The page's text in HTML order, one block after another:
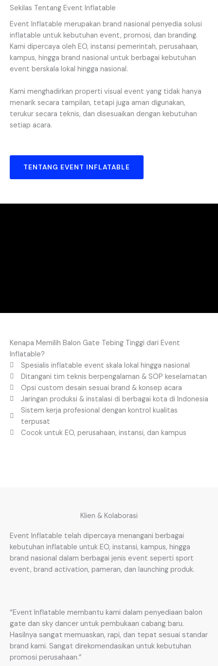
Sekilas Tentang Event Inflatable
Event Inflatable merupakan brand nasional penyedia solusi
inflatable untuk kebutuhan event, promosi, dan branding.
Kami dipercaya oleh EO, instansi pemerintah, perusahaan,
kampus, hingga brand nasional untuk berbagai kebutuhan
event berskala lokal hingga nasional.
Kami menghadirkan properti visual event yang tidak hanya
menarik secara tampilan, tetapi juga aman digunakan,
terukur secara teknis, dan disesuaikan dengan kebutuhan
setiap acara.
TENTANG EVENT INFLATABLE
Kenapa Memilih Balon Gate Tebing Tinggi dari Event
Inflatable?
Spesialis inflatable event skala lokal hingga nasional
Ditangani tim teknis berpengalaman & SOP keselamatan
Opsi custom desain sesuai brand & konsep acara
Jaringan produksi & instalasi di berbagai kota di Indonesia
Sistem kerja profesional dengan kontrol kualitas
terpusat
Cocok untuk EO, perusahaan, instansi, dan kampus
Klien & Kolaborasi
Event Inflatable telah dipercaya menangani berbagai
kebutuhan inflatable untuk EO, instansi, kampus, hingga
brand nasional dalam berbagai jenis event seperti sport
event, brand activation, pameran, dan launching produk.
“Event Inflatable membantu kami dalam penyediaan balon
gate dan sky dancer untuk pembukaan cabang baru.
Hasilnya sangat memuaskan, rapi, dan tepat sesuai standar
brand kami. Sangat direkomendasikan untuk kebutuhan
promosi perusahaan.”